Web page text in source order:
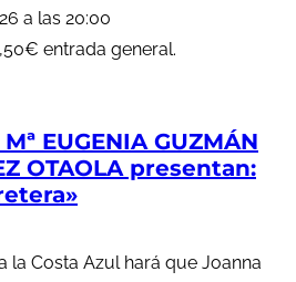
a las 20:00
entrada general.
EUGENIA GUZMÁN
OTAOLA presentan:
la Costa Azul hará que Joanna